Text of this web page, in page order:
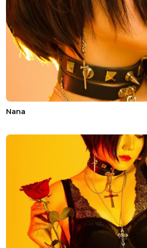
Nana